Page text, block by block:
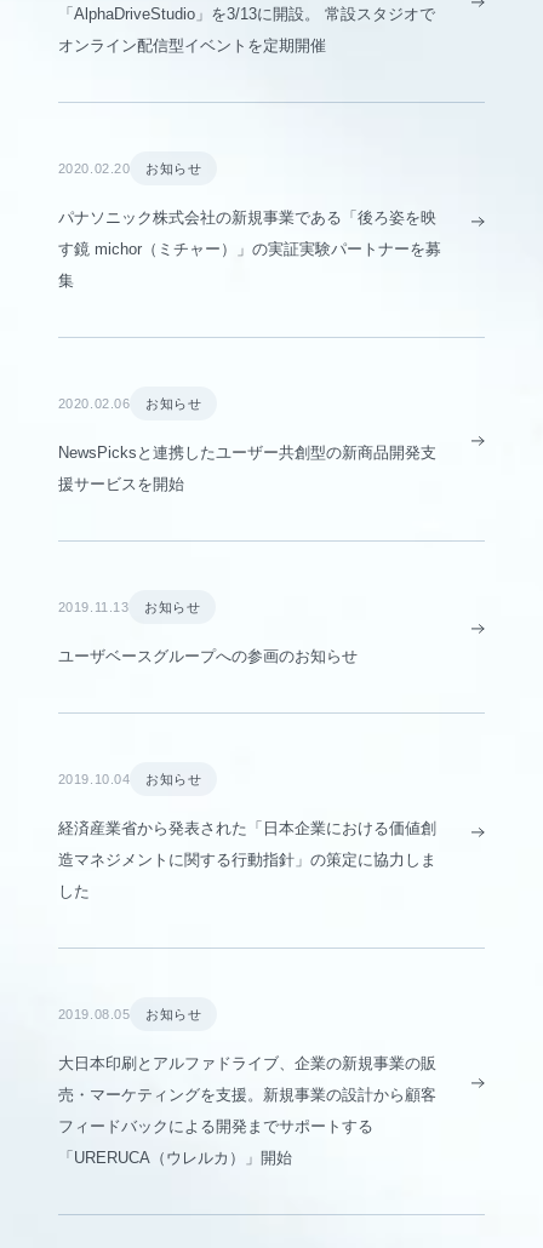
「AlphaDriveStudio」を3/13に開設。 常設スタジオで
オンライン配信型イベントを定期開催
2020.02.20 お知らせ
パナソニック株式会社の新規事業である「後ろ姿を映
す鏡 michor（ミチャー）」の実証実験パートナーを募
集
2020.02.06 お知らせ
NewsPicksと連携したユーザー共創型の新商品開発支
援サービスを開始
2019.11.13 お知らせ
ユーザベースグループへの参画のお知らせ
2019.10.04 お知らせ
経済産業省から発表された「日本企業における価値創
造マネジメントに関する行動指針」の策定に協力しま
した
2019.08.05 お知らせ
大日本印刷とアルファドライブ、企業の新規事業の販
売・マーケティングを支援。新規事業の設計から顧客
フィードバックによる開発までサポートする
「URERUCA（ウレルカ）」開始